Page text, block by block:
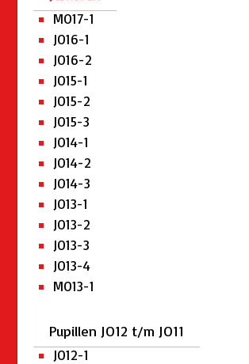
MO17-1
JO16-1
JO16-2
JO15-1
JO15-2
JO15-3
JO14-1
JO14-2
JO14-3
JO13-1
JO13-2
JO13-3
JO13-4
MO13-1
Pupillen JO12 t/m JO11
JO12-1